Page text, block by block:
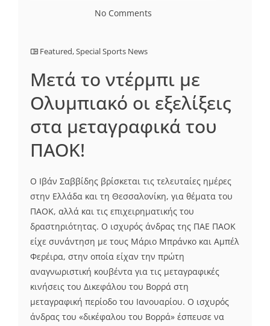
No Comments
Featured,Special Sports News
Μετά το ντέρμπι με
Ολυμπιακό οι εξελίξεις
στα μεταγραφικά του
ΠΑΟΚ!
Ο Ιβάν Σαββίδης βρίσκεται τις τελευταίες ημέρες
στην Ελλάδα και τη Θεσσαλονίκη, για θέματα του
ΠΑΟΚ, αλλά και τις επιχειρηματικής του
δραστηριότητας. Ο ισχυρός άνδρας της ΠΑΕ ΠΑΟΚ
είχε συνάντηση με τους Μάριο Μπράνκο και Αμπέλ
Φερέιρα, στην οποία είχαν την πρώτη
αναγνωριστική κουβέντα για τις μεταγραφικές
κινήσεις του Δικεφάλου του Βορρά στη
μεταγραφική περίοδο του Ιανουαρίου. Ο ισχυρός
άνδρας του «δικέφαλου του Βορρά» έσπευσε να